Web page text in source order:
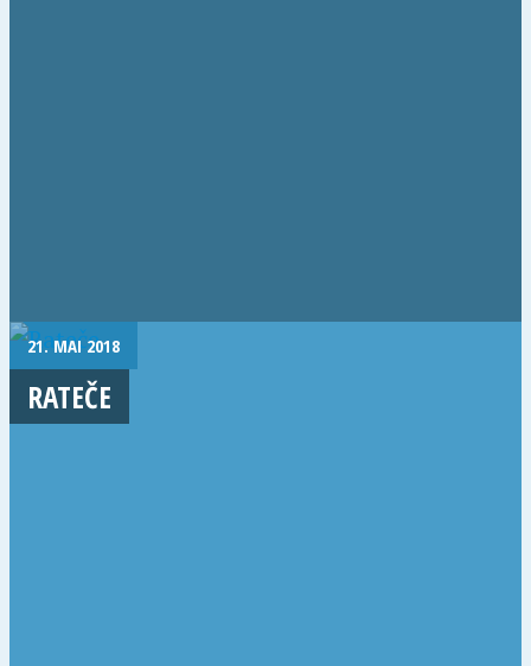
21. MAI 2018
RATEČE